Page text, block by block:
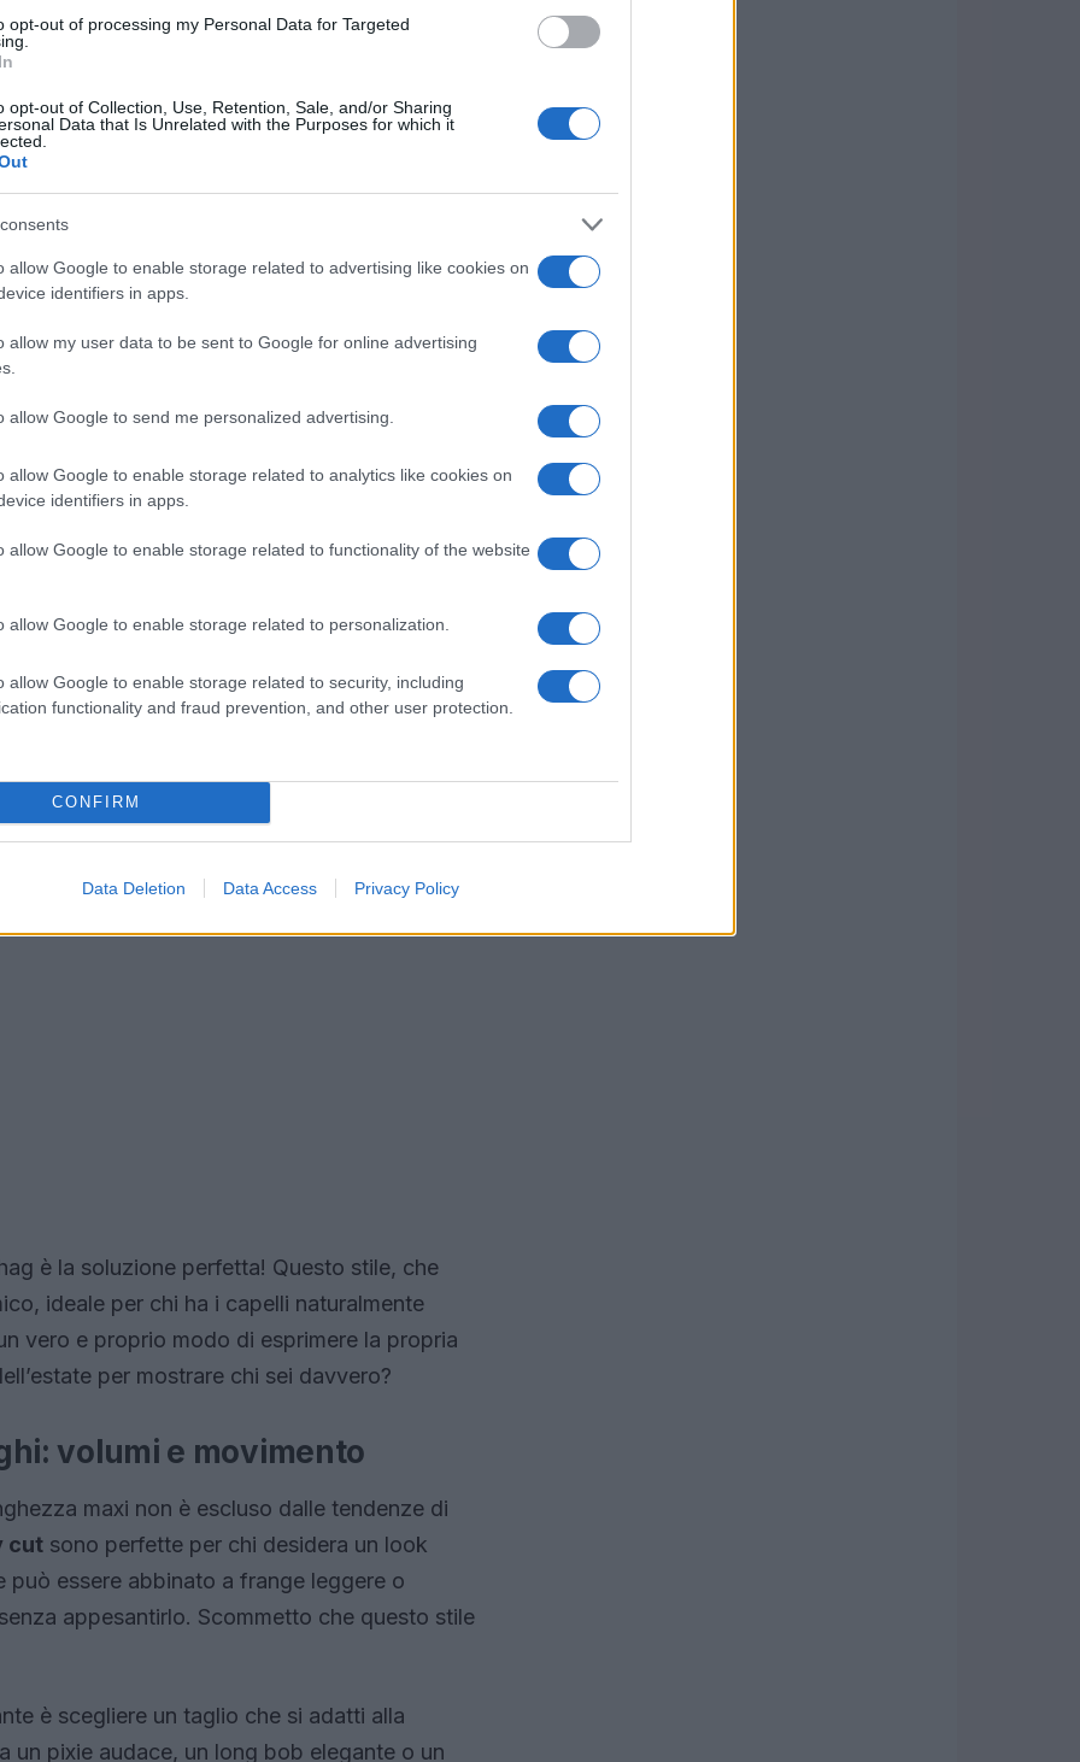
opt-out of processing my Personal Data for Targeted
opt-out of Collection, Use, Retention, Sale, and/or Sharing
Data that Is Unrelated with the Purposes for which it
allow Google to enable storage related to advertising like cookies on
identifiers in apps.
allow my user data to be sent to Google for online advertising
allow Google to send me personalized advertising.
allow Google to enable storage related to analytics like cookies on
identifiers in apps.
allow Google to enable storage related to functionality of the website
allow Google to enable storage related to personalization.
allow Google to enable storage related to security, including
functionality and fraud prevention, and other user protection.
CONFIRM
Data Deletion Data Access Privacy Policy
forma piena in cima e un maxi ciuffo
look fresco e moderno! Ma non è finita qui!
shaggy pixie cut, con la sua struttura
riccio sfoggiato da celebrità come
riesce a trasmettere vibrazioni positive. Non
tra mullet e pixie che sta conquistando il cuore
stile rock e audace! E se sei un’amante del
ogni estate. Quest’anno, il poolside bob
sogna un look da spiaggia senza troppi
di stile?
si fa protagonista indiscusso dell’estate 2025.
scalature invisibili, è perfetto per
volume senza appesantire. Facile da gestire
versatile per chi cerca un cambiamento
non ama un po’ di praticità nella propria
è la soluzione perfetta! Questo stile, che
ideale per chi ha i capelli naturalmente
vero e proprio modo di esprimere la propria
per mostrare chi sei davvero?
volumi e movimento
maxi non è escluso dalle tendenze di
cut sono perfette per chi desidera un look
essere abbinato a frange leggere o
appesantirlo. Scommetto che questo stile
è scegliere un taglio che si adatti alla
un pixie audace, un long bob elegante o un